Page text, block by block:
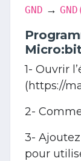
GND →
1- Ouvrir
(https://
2-
3-
pour